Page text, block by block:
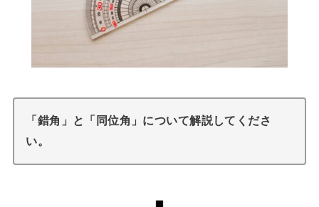
「錯角」と「同位角」について解説してくださ
い。